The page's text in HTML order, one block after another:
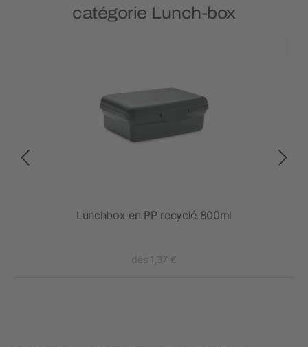
catégorie Lunch-box
Lunchbox en PP recyclé 800ml
dès 1,37 €